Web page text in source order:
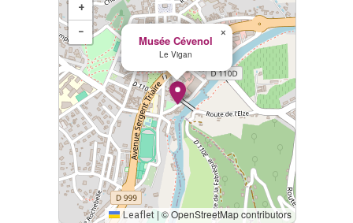
Musée Cévenol
Le Vigan
×
+
−
Leaflet |© OpenStreetMap contributors